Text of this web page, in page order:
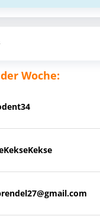
Woche: